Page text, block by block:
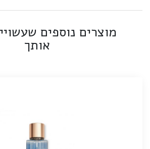
מוצרים נוספים
אותך